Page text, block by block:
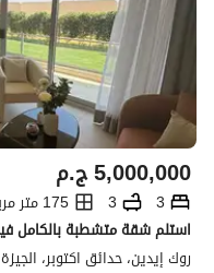
ج.م5,000,000
3
3
175 متر مربع
روك إيدين، حدائق اكتوبر، الجيزة